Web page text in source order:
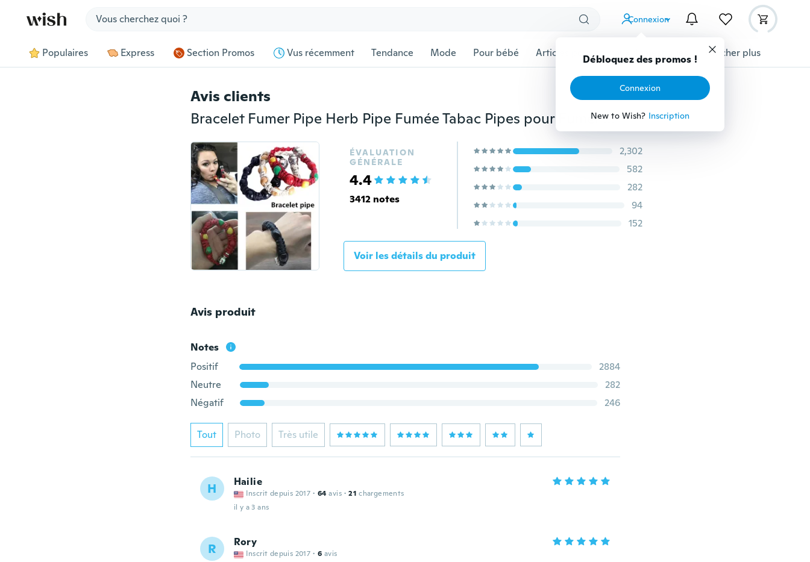
Connexion
Débloquez des promos !
Connexion
New to Wish? Inscription
Populaires Express Section Promos Vus récemment Tendance Mode Pour bébé Articles pour animaux domestiques Afficher plus
Avis clients
Bracelet Fumer Pipe Herb Pipe Fumée Tabac Pipes pour Fumer Cigarette Fumer Accessoires
ÉVALUATION
GÉNÉRALE
4.4
3412 notes
2,302
582
282
94
152
Voir les détails du produit
Avis produit
Notes
Positif
2884
Neutre
282
Négatif
246
Tout Photo Très utile
H Hailie
Inscrit depuis 2017 · 64 avis · 21 chargements
il y a 3 ans
R Rory
Inscrit depuis 2017 · 6 avis